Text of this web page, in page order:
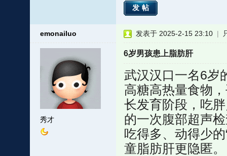
发帖
emonailuo
秀才
发表于 2025-2-15 23:10 |
6岁男孩患上脂肪肝
武汉汉口一名6岁
高糖高热量食物
长发育阶段，吃
的一次腹部超声
吃得多、动得少
童脂肪肝更隐匿。